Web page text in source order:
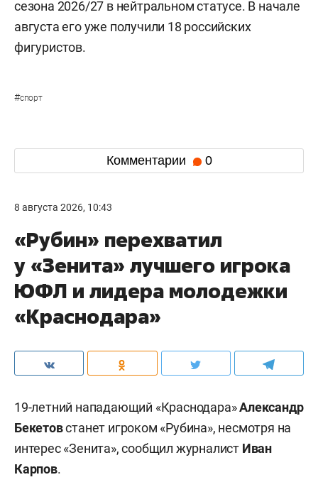
сезона 2026/27 в нейтральном статусе. В начале
августа его уже получили 18 российских
фигуристов.
#спорт
Комментарии 0
8 августа 2026, 10:43
«Рубин» перехватил
у «Зенита» лучшего игрока
ЮФЛ и лидера молодежки
«Краснодара»
19-летний нападающий «Краснодара»Александр
Бекетовстанет игроком «Рубина», несмотря на
интерес «Зенита», сообщил журналист Иван
Карпов.